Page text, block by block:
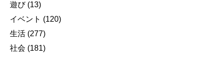
遊び(13)
イベント (120)
生活 (277)
社会 (181)